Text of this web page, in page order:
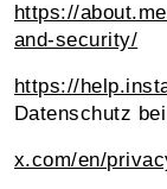
https://
and-security/
https://
Datenschutz
x.com/en/